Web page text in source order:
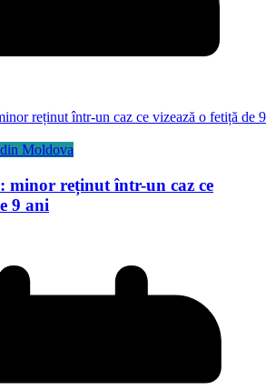
Moldova
minor reținut într-un caz ce
9 ani